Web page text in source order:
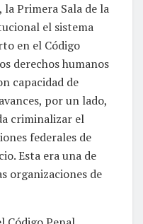
Primera Sala de la
el sistema
en el Código
derechos humanos
capacidad de
por un lado,
criminalizar el
federales de
Esta era una de
organizaciones de